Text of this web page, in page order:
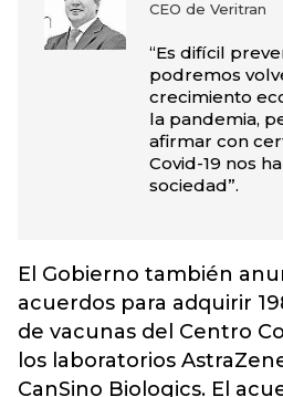
CEO de Veritran
“Es difícil
podremos
crecimiento
la pandemia,
afirmar con
Covid-19 nos
sociedad”.
El Gobierno también
acuerdos para adquirir
de vacunas del Centro
los laboratorios
CanSino Biologics. El